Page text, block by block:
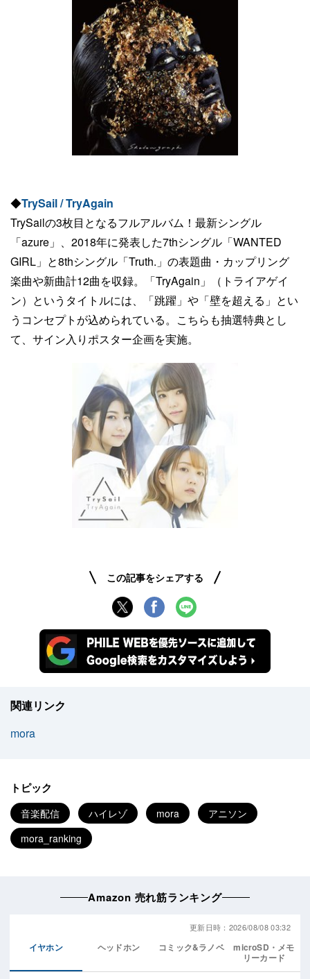
◆TrySail / TryAgain
TrySailの3枚目となるフルアルバム！最新シングル
「azure」、2018年に発表した7thシングル「WANTED
GIRL」と8thシングル「Truth.」の表題曲・カップリング
楽曲や新曲計12曲を収録。「TryAgain」（トライアゲイ
ン）というタイトルには、「跳躍」や「壁を超える」とい
うコンセプトが込められている。こちらも抽選特典とし
て、サイン入りポスター企画を実施。
この記事をシェアする
関連リンク
mora
トピック
音楽配信 ハイレゾ mora
アニソン
mora_ranking